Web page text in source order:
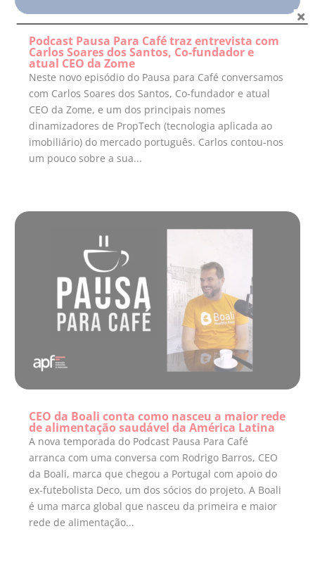
Podcast Pausa Para Café traz entrevista com
Carlos Soares dos Santos, Co-fundador e
atual CEO da Zome
Neste novo episódio do Pausa para Café conversamos
com Carlos Soares dos Santos, Co-fundador e atual
CEO da Zome, e um dos principais nomes
dinamizadores de PropTech (tecnologia aplicada ao
imobiliário) do mercado português. Carlos contou-nos
um pouco sobre a sua...
CEO da Boali conta como nasceu a maior rede
de alimentação saudável da América Latina
A nova temporada do Podcast Pausa Para Café
arranca com uma conversa com Rodrigo Barros, CEO
da Boali, marca que chegou a Portugal com apoio do
ex-futebolista Deco, um dos sócios do projeto. A Boali
é uma marca global que nasceu da primeira e maior
rede de alimentação...